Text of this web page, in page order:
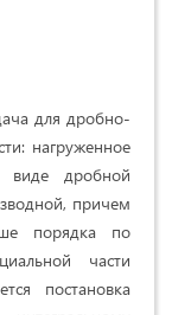
для дробно-
нагруженное
виде дробной
причем
порядка по
части
постановка